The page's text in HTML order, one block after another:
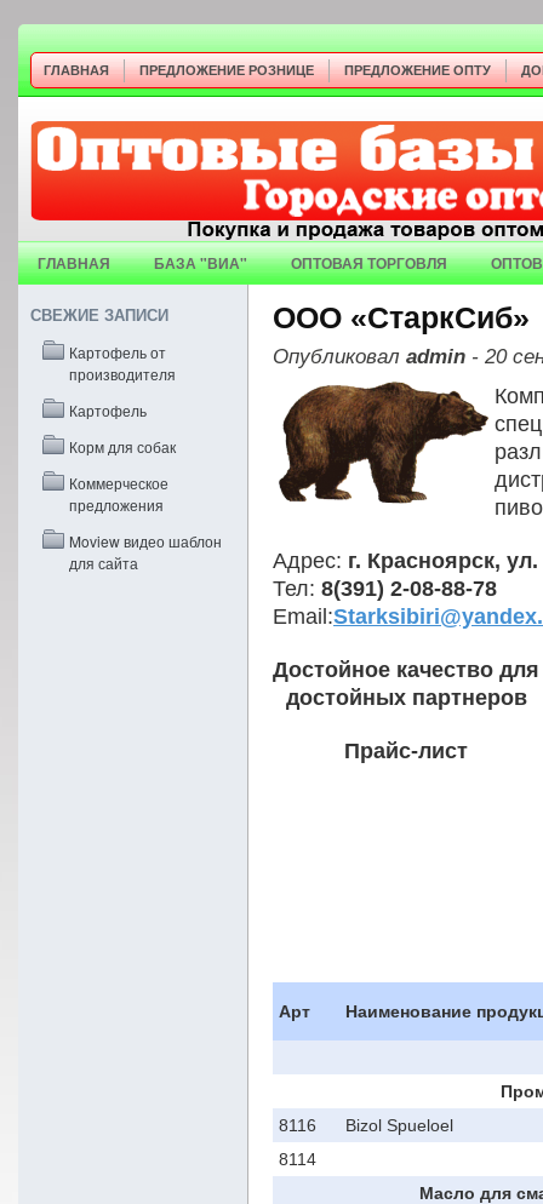
ГЛАВНАЯ ПРЕДЛОЖЕНИЕ РОЗНИЦЕ ПРЕДЛОЖЕНИЕ ОПТУ
ГЛАВНАЯ БАЗА "ВИА" ОПТОВАЯ ТОРГОВЛЯ
СВЕЖИЕ ЗАПИСИ
Картофель от
производителя
Картофель
Корм для собак
Коммерческое
предложения
Moview видео шаблон
для сайта
ООО «СтаркСиб»
Опубликовал admin - 20
Адрес: г. Красноярск,
Тел: 8(391) 2-08-88-78
Email:
Достойное качество для
достойных партнеров
Прайс-лист
Арт Наименование
8116
Bizol Spueloel
8114
Масло для